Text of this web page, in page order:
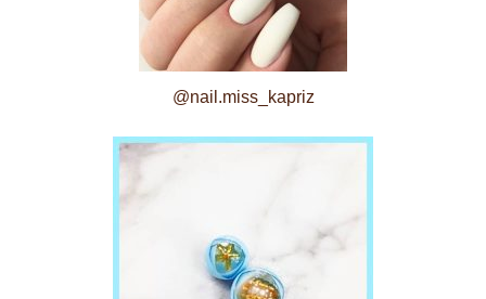
@nail.miss_kapriz